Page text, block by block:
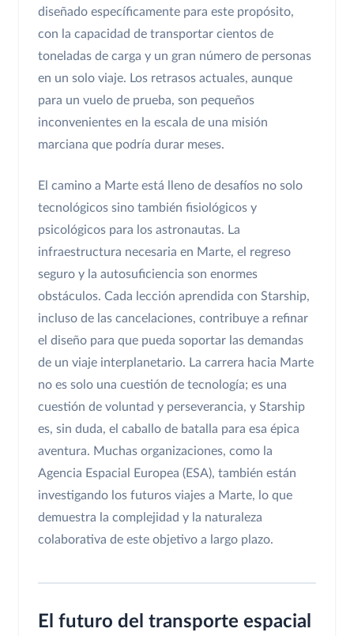
diseñado específicamente para este propósito,
con la capacidad de transportar cientos de
toneladas de carga y un gran número de personas
en un solo viaje. Los retrasos actuales, aunque
para un vuelo de prueba, son pequeños
inconvenientes en la escala de una misión
marciana que podría durar meses.
El camino a Marte está lleno de desafíos no solo
tecnológicos sino también fisiológicos y
psicológicos para los astronautas. La
infraestructura necesaria en Marte, el regreso
seguro y la autosuficiencia son enormes
obstáculos. Cada lección aprendida con Starship,
incluso de las cancelaciones, contribuye a refinar
el diseño para que pueda soportar las demandas
de un viaje interplanetario. La carrera hacia Marte
no es solo una cuestión de tecnología; es una
cuestión de voluntad y perseverancia, y Starship
es, sin duda, el caballo de batalla para esa épica
aventura. Muchas organizaciones, como la
Agencia Espacial Europea (ESA), también están
investigando los futuros viajes a Marte, lo que
demuestra la complejidad y la naturaleza
colaborativa de este objetivo a largo plazo.
El futuro del transporte espacial